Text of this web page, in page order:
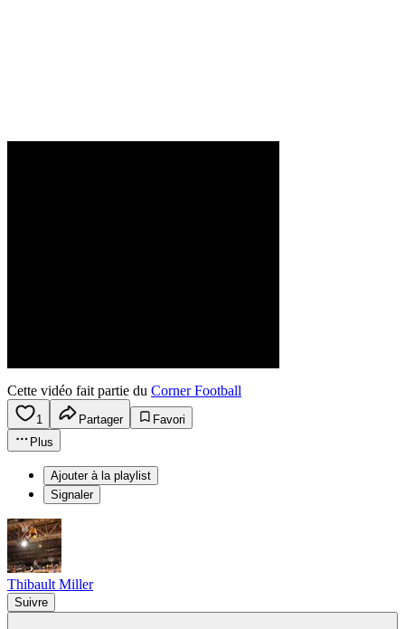
Cette vidéo fait partie du Corner Football
1 Partager
Favori
Plus
Ajouter à la playlist
Signaler
Thibault Miller
Suivre